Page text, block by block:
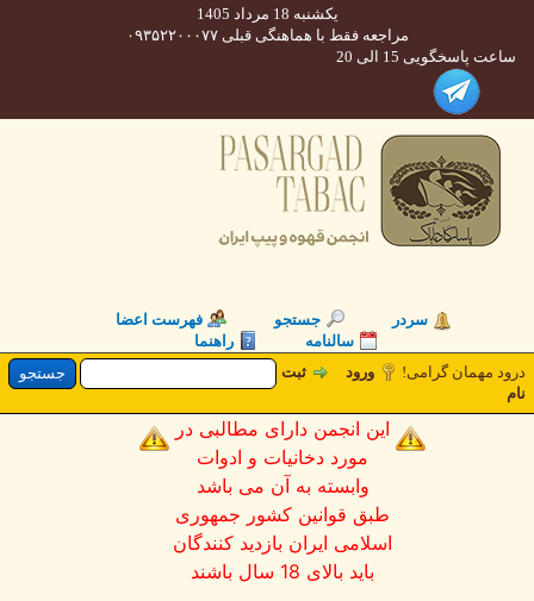
یکشنبه 18 مرداد 1405
مراجعه فقط با هماهنگی قبلی ۰۹۳۵۲۲۰۰۰۷۷
پاسخگویی 15 الی 20
سردر جستجو
فهرست اعضا
سالنامه
راهنما
مهمان گرامی!
ورود ثبت
این انجمن دارای مطالبی در
مورد دخانیات و ادوات
وابسته به آن می باشد
طبق قوانین کشور جمهوری
اسلامی ایران بازدید کنندگان
باید بالای 18 سال باشند